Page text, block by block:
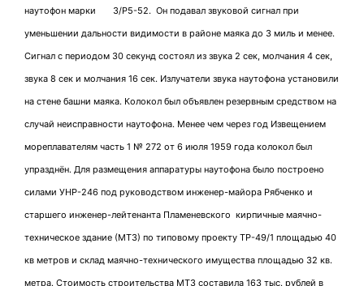
наутофон марки 3/Р5-52. Он подавал звуковой сигнал при
уменьшении дальности видимости в районе маяка до 3 миль и менее.
Сигнал с периодом 30 секунд состоял из звука 2 сек, молчания 4 сек,
звука 8 сек и молчания 16 сек. Излучатели звука наутофона установили
на стене башни маяка. Колокол был объявлен резервным средством на
случай неисправности наутофона. Менее чем через год Извещением
мореплавателям часть 1 № 272 от 6 июля 1959 года колокол был
упразднён. Для размещения аппаратуры наутофона было построено
силами УНР-246 под руководством инженер-майора Рябченко и
старшего инженер-лейтенанта Пламеневского кирпичные маячно-
техническое здание (МТЗ) по типовому проекту ТР-49/1 площадью 40
кв метров и склад маячно-технического имущества площадью 32 кв.
метра. Стоимость строительства МТЗ составила 163 тыс. рублей в